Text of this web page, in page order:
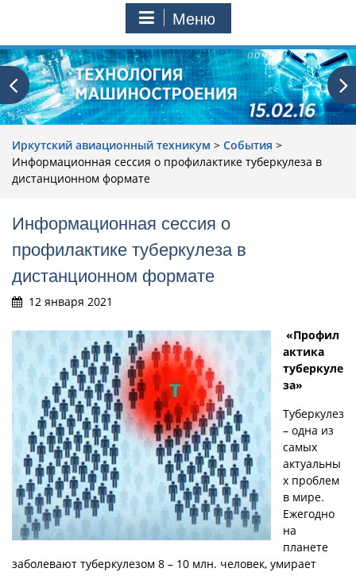
Меню
Иркутский авиационный техникум > События >
Информационная сессия о профилактике туберкулеза в
дистанционном формате
Информационная сессия о
профилактике туберкулеза в
дистанционном формате
12 января 2021
«Профил
актика
туберкуле
за»
Туберкулез
– одна из
самых
актуальны
х проблем
в мире.
Ежегодно
на
планете
заболевают туберкулезом 8 – 10 млн. человек, умирает